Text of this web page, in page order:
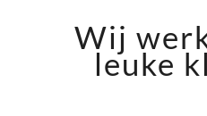
Wij
leuke